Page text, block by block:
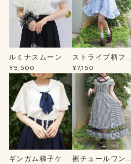
ルミナスムーン刺
繍ブラウス
¥5,500
ストライプ柄フー
ドシャツＯＰ
¥7,150
ギンガム梯子ケー 裾チュールワンピ